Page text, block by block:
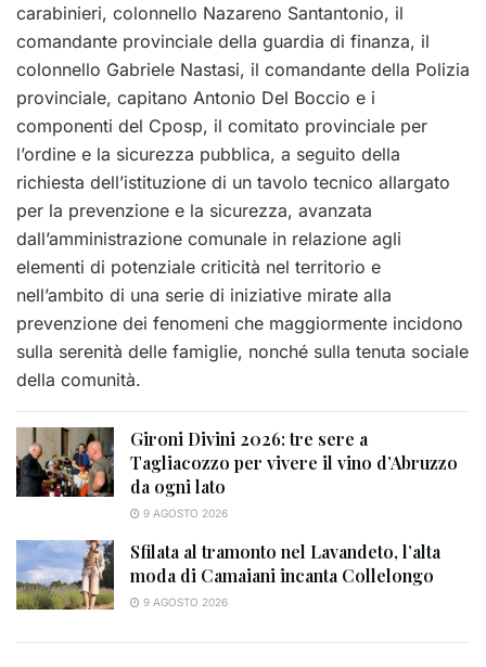
carabinieri, colonnello Nazareno Santantonio, il
comandante provinciale della guardia di finanza, il
colonnello Gabriele Nastasi, il comandante della Polizia
provinciale, capitano Antonio Del Boccio e i
componenti del Cposp, il comitato provinciale per
l’ordine e la sicurezza pubblica, a seguito della
richiesta dell’istituzione di un tavolo tecnico allargato
per la prevenzione e la sicurezza, avanzata
dall’amministrazione comunale in relazione agli
elementi di potenziale criticità nel territorio e
nell’ambito di una serie di iniziative mirate alla
prevenzione dei fenomeni che maggiormente incidono
sulla serenità delle famiglie, nonché sulla tenuta sociale
della comunità.
Gironi Divini 2026: tre sere a
Tagliacozzo per vivere il vino d’Abruzzo
da ogni lato
9 AGOSTO 2026
Sfilata al tramonto nel Lavandeto, l’alta
moda di Camaiani incanta Collelongo
9 AGOSTO 2026